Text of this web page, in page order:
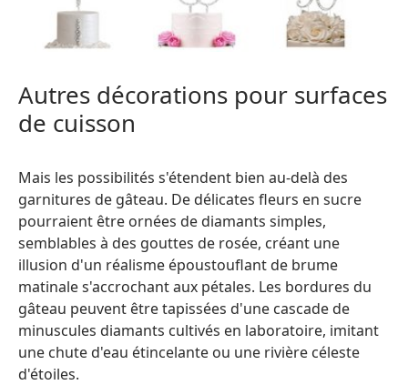
Autres décorations pour surfaces
de cuisson
Mais les possibilités s'étendent bien au-delà des
garnitures de gâteau. De délicates fleurs en sucre
pourraient être ornées de diamants simples,
semblables à des gouttes de rosée, créant une
illusion d'un réalisme époustouflant de brume
matinale s'accrochant aux pétales. Les bordures du
gâteau peuvent être tapissées d'une cascade de
minuscules diamants cultivés en laboratoire, imitant
une chute d'eau étincelante ou une rivière céleste
d'étoiles.